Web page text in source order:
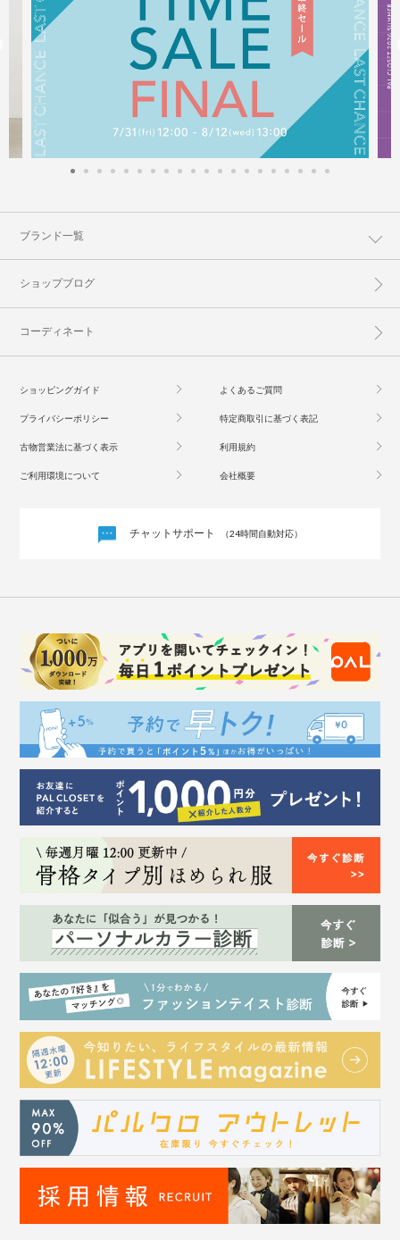
ブランド一覧
ショップブログ
コーディネート
ショッピングガイド よくあるご質問
プライバシーポリシー 特定商取引に基づく表記
古物営業法に基づく表示 利用規約
ご利用環境について 会社概要
チャットサポート （24時間自動対応）